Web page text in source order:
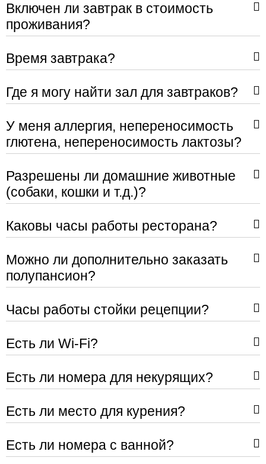
Включен ли завтрак в стоимость
проживания?
Время завтрака?
Где я могу найти зал для завтраков?
У меня аллергия, непереносимость
глютена, непереносимость лактозы?
Разрешены ли домашние животные
(собаки, кошки и т.д.)?
Каковы часы работы ресторана?
Можно ли дополнительно заказать
полупансион?
Часы работы стойки рецепции?
Есть ли Wi-Fi?
Есть ли номера для некурящих?
Есть ли место для курения?
Есть ли номера с ванной?